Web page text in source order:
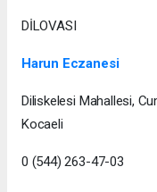
DİLOVASI
Harun Eczanesi
Diliskelesi Mahallesi,
Kocaeli
0 (544) 263-47-03